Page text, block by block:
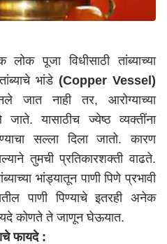
लोक पूजा विधीसाठी तांब्याच्या
भांडे (Copper Vessel)
जात नाही तर, आरोग्याच्या
यासाठीच ज्येष्ठ व्यक्तींना
सल्ला दिला जातो. कारण
तुमची प्रतिकारशक्ती वाढते.
भांड्यातून पाणी पिणे प्रभावी
पाणी पिण्याचे इतरही अनेक
कोणते ते जाणून घेऊयात.
फायदे :